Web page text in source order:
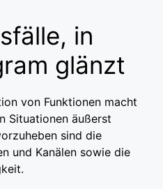
in
glänzt
von Funktionen macht
Situationen äußerst
sind die
und Kanälen sowie die